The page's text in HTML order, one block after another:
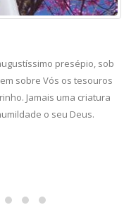
presépio, sob
sobre Vós os tesouros
Jamais uma criatura
o seu Deus.